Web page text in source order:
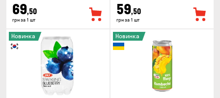
69,50
грн за 1 шт
59,50
грн за 1 шт
Новинка Новинка